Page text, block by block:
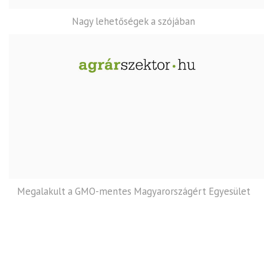
Nagy lehetőségek a szójában
Megalakult a GMO-mentes Magyarországért Egyesület